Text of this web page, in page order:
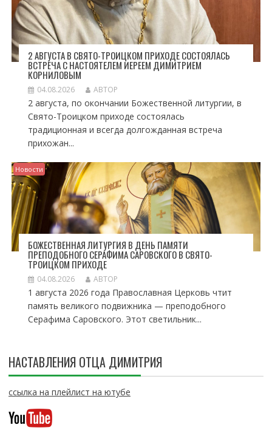
2 АВГУСТА В СВЯТО-ТРОИЦКОМ ПРИХОДЕ СОСТОЯЛАСЬ
ВСТРЕЧА С НАСТОЯТЕЛЕМ ИЕРЕЕМ ДИМИТРИЕМ
КОРНИЛОВЫМ
04.08.2026 АВТОР
2 августа, по окончании Божественной литургии, в
Свято-Троицком приходе состоялась
традиционная и всегда долгожданная встреча
прихожан...
Новости
БОЖЕСТВЕННАЯ ЛИТУРГИЯ В ДЕНЬ ПАМЯТИ
ПРЕПОДОБНОГО СЕРАФИМА САРОВСКОГО В СВЯТО-
ТРОИЦКОМ ПРИХОДЕ
04.08.2026 АВТОР
1 августа 2026 года Православная Церковь чтит
память великого подвижника — преподобного
Серафима Саровского. Этот светильник...
НАСТАВЛЕНИЯ ОТЦА ДИМИТРИЯ
ссылка на плейлист на ютубе